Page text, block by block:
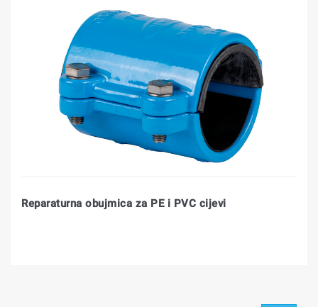
Reparaturna obujmica za PE i PVC cijevi